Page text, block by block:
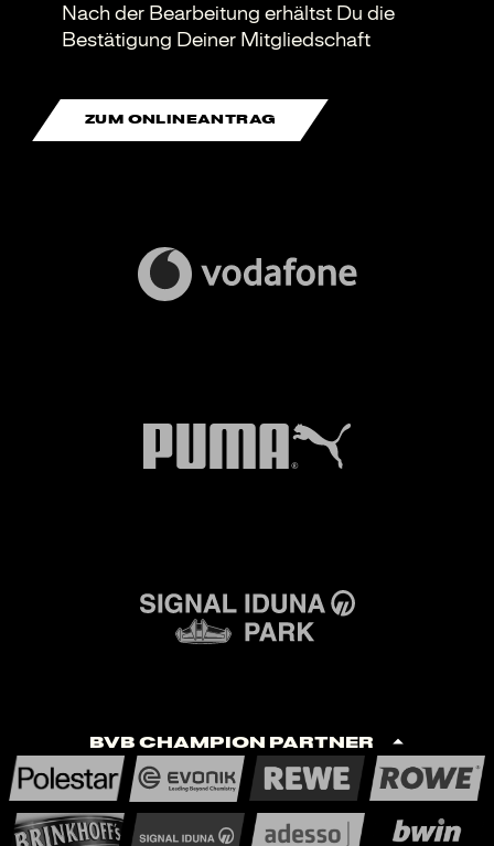
Nach der Bearbeitung erhältst Du die
Bestätigung Deiner Mitgliedschaft
ZUM ONLINEANTRAG
BVB Champion Partner